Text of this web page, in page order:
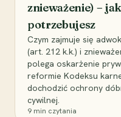
znieważenie) –
potrzebujesz
Czym zajmuje się
(art. 212 k.k.) i
polega oskarżenie
reformie Kodeksu
dochodzić ochrony
cywilnej.
9 min czytania